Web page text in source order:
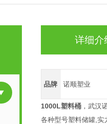
详细介
品牌 诺顺塑业
1000L塑料桶 ，武汉
各种型号塑料储罐,实